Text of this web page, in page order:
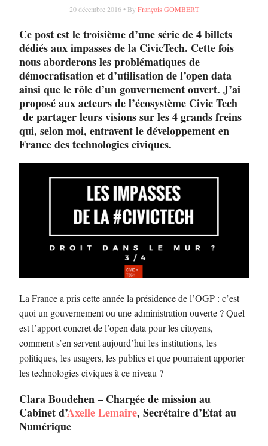
20 décembre 2016 • By François GOMBERT
Ce post est le troisième d’une série de 4 billets
dédiés aux impasses de la CivicTech. Cette fois
nous aborderons les problématiques de
démocratisation et d’utilisation de l’open data
ainsi que le rôle d’un gouvernement ouvert. J’ai
proposé aux acteurs de l’écosystème Civic Tech
de partager leurs visions sur les 4 grands freins
qui, selon moi, entravent le développement en
France des technologies civiques.
La France a pris cette année la présidence de l’OGP : c’est
quoi un gouvernement ou une administration ouverte ? Quel
est l’apport concret de l’open data pour les citoyens,
comment s’en servent aujourd’hui les institutions, les
politiques, les usagers, les publics et que pourraient apporter
les technologies civiques à ce niveau ?
Clara Boudehen – Chargée de mission au
Cabinet d’Axelle Lemaire, Secrétaire d’Etat au
Numérique